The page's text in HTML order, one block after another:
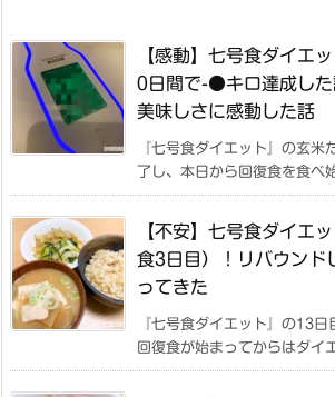
【感動】七号食ダイエ
0日間で-●キロ達成した
美味しさに感動した話
『七号食ダイエット』の玄米
了し、本日から回復食を食べ
【不安】七号食ダイエ
食3日目）！リバウンド
ってきた
『七号食ダイエット』の13日
回復食が始まってからはダイ